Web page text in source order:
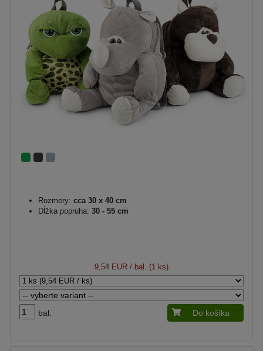
Rozmery: cca 30 x 40 cm
Dĺžka popruha: 30 - 55 cm
9,54 EUR / bal. (1 ks)
bal. Do košíka